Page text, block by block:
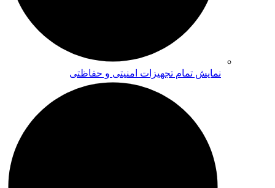
نمایش تمام تجهیزات امنیتی و حفاظتی